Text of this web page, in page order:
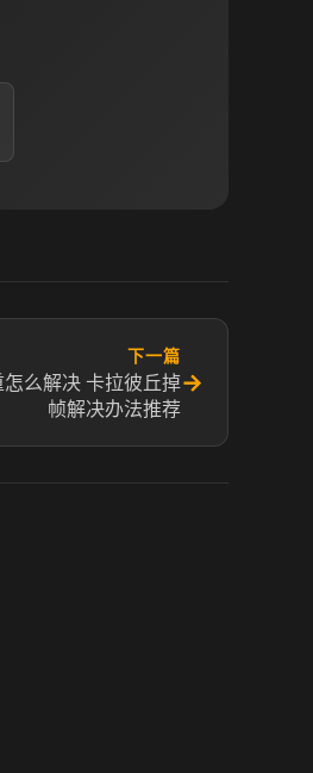
下一篇
么解决 卡拉彼丘掉
帧解决办法推荐
→